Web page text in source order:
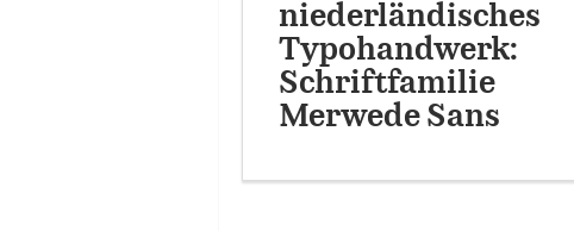
niederländisches
Typohandwerk:
Schriftfamilie
Merwede Sans